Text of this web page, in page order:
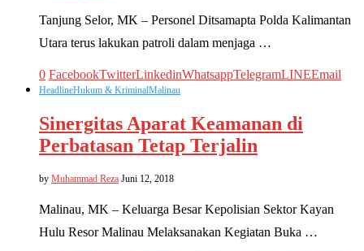
Tanjung Selor, MK – Personel Ditsamapta Polda Kalimantan
Utara terus lakukan patroli dalam menjaga …
0 FacebookTwitterLinkedinWhatsappTelegramLINEEmail
HeadlineHukum & KriminalMalinau
Sinergitas Aparat Keamanan di
Perbatasan Tetap Terjalin
by Muhammad Reza Juni 12, 2018
Malinau, MK – Keluarga Besar Kepolisian Sektor Kayan
Hulu Resor Malinau Melaksanakan Kegiatan Buka …